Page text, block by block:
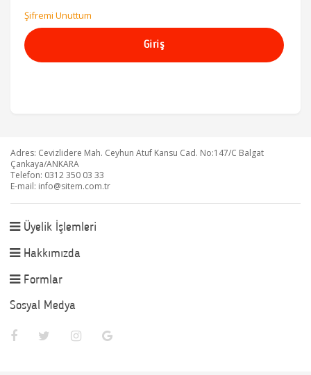
Şifremi Unuttum
Giriş
Adres: Cevizlidere Mah. Ceyhun Atuf Kansu Cad. No:147/C Balgat
Çankaya/ANKARA
Telefon: 0312 350 03 33
E-mail: info@sitem.com.tr
Üyelik İşlemleri
Hakkımızda
Formlar
Sosyal Medya